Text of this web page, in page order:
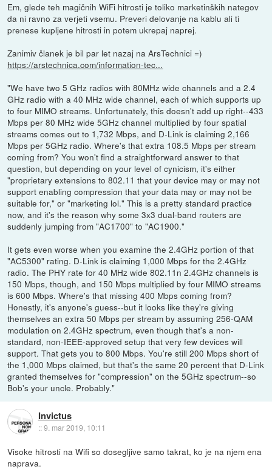
Em, glede teh magičnih WiFi hitrosti je toliko marketinških nategov
da ni ravno za verjeti vsemu. Preveri delovanje na kablu ali ti
prenese kupljene hitrosti in potem ukrepaj naprej.
Zanimiv članek je bil par let nazaj na ArsTechnici =)
https://arstechnica.com/information-tec...
"We have two 5 GHz radios with 80MHz wide channels and a 2.4
GHz radio with a 40 MHz wide channel, each of which supports up
to four MIMO streams. Unfortunately, this doesn't add up right--433
Mbps per 80 MHz wide 5GHz channel multiplied by four spatial
streams comes out to 1,732 Mbps, and D-Link is claiming 2,166
Mbps per 5GHz radio. Where's that extra 108.5 Mbps per stream
coming from? You won't find a straightforward answer to that
question, but depending on your level of cynicism, it's either
"proprietary extensions to 802.11 that your device may or may not
support enabling compression that your data may or may not be
suitable for," or "marketing lol." This is a pretty standard practice
now, and it's the reason why some 3x3 dual-band routers are
suddenly jumping from "AC1700" to "AC1900."
It gets even worse when you examine the 2.4GHz portion of that
"AC5300" rating. D-Link is claiming 1,000 Mbps for the 2.4GHz
radio. The PHY rate for 40 MHz wide 802.11n 2.4GHz channels is
150 Mbps, though, and 150 Mbps multiplied by four MIMO streams
is 600 Mbps. Where's that missing 400 Mbps coming from?
Honestly, it's anyone's guess--but it looks like they're giving
themselves an extra 50 Mbps per stream by assuming 256-QAM
modulation on 2.4GHz spectrum, even though that's a non-
standard, non-IEEE-approved setup that very few devices will
support. That gets you to 800 Mbps. You're still 200 Mbps short of
the 1,000 Mbps claimed, but that's the same 20 percent that D-Link
granted themselves for "compression" on the 5GHz spectrum--so
Bob's your uncle. Probably."
Invictus
::9. mar 2019, 10:11
Visoke hitrosti na Wifi so dosegljive samo takrat, ko je na njem ena
naprava.